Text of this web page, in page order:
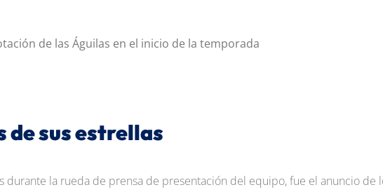
de las Águilas en el inicio de la temporada
de sus estrellas
durante la rueda de prensa de presentación del equipo, fue el anuncio de